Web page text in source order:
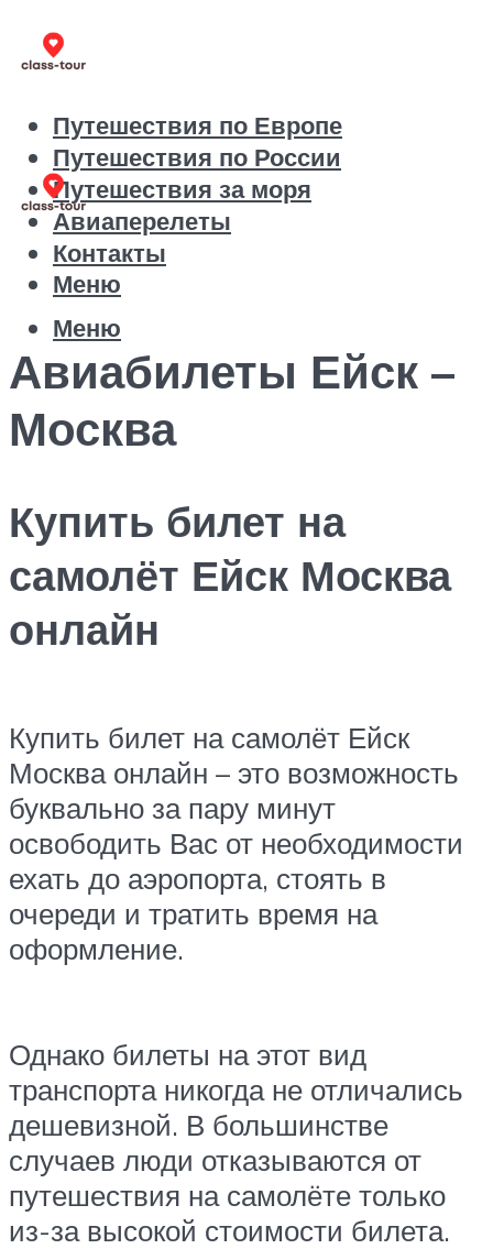
Путешествия по Европе
Путешествия по России
Путешествия за моря
Авиаперелеты
Контакты
Меню
Меню
Авиабилеты Ейск –
Москва
Купить билет на
самолёт Ейск Москва
онлайн
Купить билет на самолёт Ейск
Москва онлайн – это возможность
буквально за пару минут
освободить Вас от необходимости
ехать до аэропорта, стоять в
очереди и тратить время на
оформление.
Однако билеты на этот вид
транспорта никогда не отличались
дешевизной. В большинстве
случаев люди отказываются от
путешествия на самолёте только
из-за высокой стоимости билета.